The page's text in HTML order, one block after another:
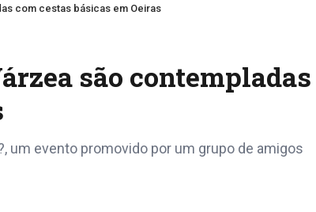
com cestas básicas em Oeiras
são contempladas
um evento promovido por um grupo de amigos